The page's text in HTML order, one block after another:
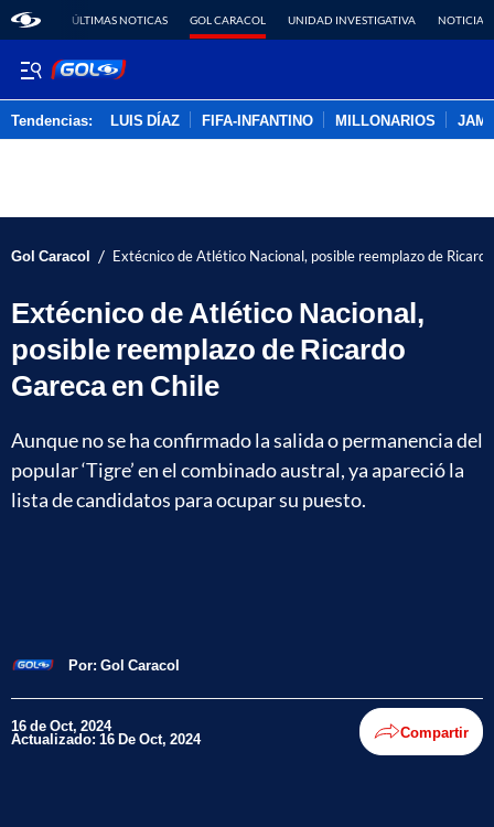
ÚLTIMAS NOTICAS GOL CARACOL UNIDAD INVESTIGATIVA NOTICIAS
Tendencias: LUIS DÍAZ FIFA-INFANTINO MILLONARIOS
Gol Caracol / Extécnico de Atlético Nacional, posible reemplazo de
Extécnico de Atlético Nacional,
posible reemplazo de Ricardo
Gareca en Chile
Aunque no se ha confirmado la salida o permanencia del
popular ‘Tigre’ en el combinado austral, ya apareció la
lista de candidatos para ocupar su puesto.
Por: Gol Caracol
16 de Oct, 2024
Actualizado: 16 De Oct, 2024 Compartir